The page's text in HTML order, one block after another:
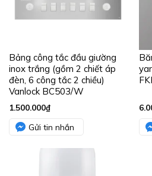
Bảng công tắc đầu giường
inox trắng (gồm 2 chiết áp
đèn, 6 công tắc 2 chiều)
Vanlock BC503/W
1.500.000₫
Gửi tin nhắn